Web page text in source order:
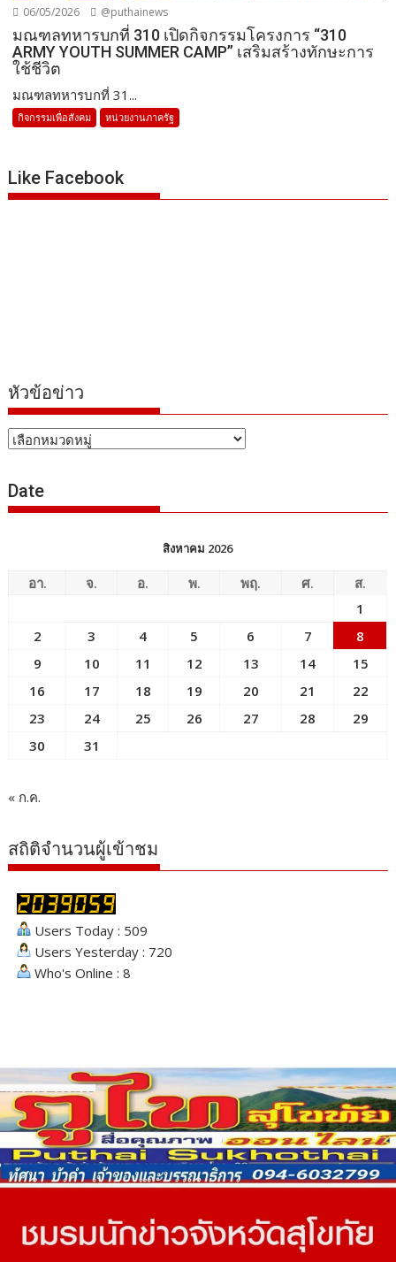
06/05/2026 @puthainews
มณฑลทหารบกที่ 310 เปิดกิจกรรมโครงการ “310
ARMY YOUTH SUMMER CAMP” เสริมสร้างทักษะการ
ใช้ชีวิต
มณฑลทหารบกที่ 31...
กิจกรรมเพื่อสังคม หน่วยงานภาครัฐ
Like Facebook
หัวข้อข่าว
หัวข้อ
Date
สิงหาคม 2026
อา. จ. อ. พ. พฤ. ศ.
ส.
1
2
3 4 5 6 7
8
9
10 11 12 13 14
15
16
17 18 19 20 21
22
23
24 25 26 27 28
29
30
31
« ก.ค.
สถิติจำนวนผู้เข้าชม
Users Today : 509
Users Yesterday : 720
Who's Online : 8